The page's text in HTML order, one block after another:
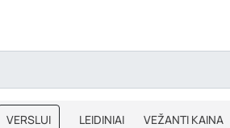
VERSLUI LEIDINIAI VEŽANTI KAINA